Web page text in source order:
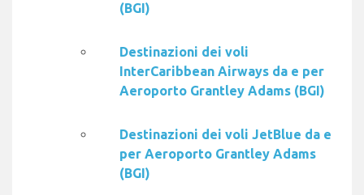
(BGI)
Destinazioni dei voli
InterCaribbean Airways da e per
Aeroporto Grantley Adams (BGI)
Destinazioni dei voli JetBlue da e
per Aeroporto Grantley Adams
(BGI)